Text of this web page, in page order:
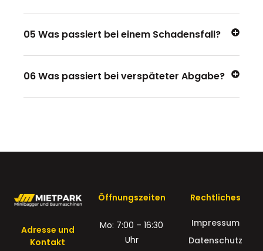
05 Was passiert bei einem Schadensfall?
06 Was passiert bei verspäteter Abgabe?
Adresse und
Kontakt
Öffnungszeiten
Mo: 7:00 – 16:30
Uhr
Rechtliches
Impressum
Datenschutz